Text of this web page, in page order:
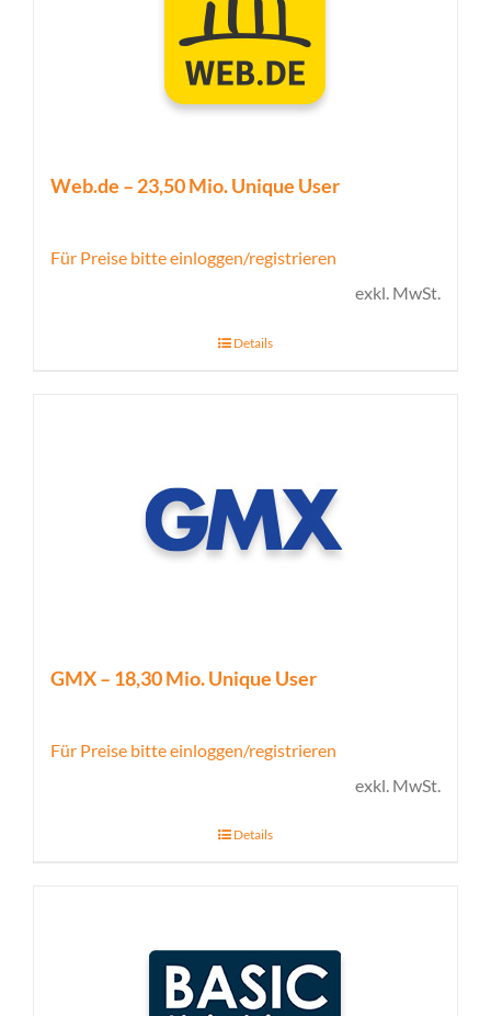
Web.de – 23,50 Mio. Unique User
Für Preise bitte einloggen/registrieren
exkl. MwSt.
Details
GMX – 18,30 Mio. Unique User
Für Preise bitte einloggen/registrieren
exkl. MwSt.
Details